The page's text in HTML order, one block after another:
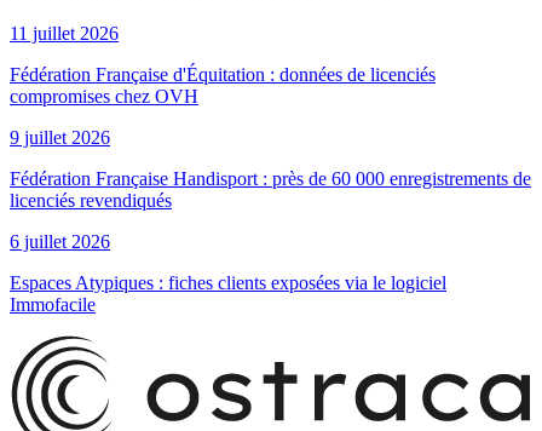
11 juillet 2026
Fédération Française d'Équitation : données de licenciés
compromises chez OVH
9 juillet 2026
Fédération Française Handisport : près de 60 000 enregistrements de
licenciés revendiqués
6 juillet 2026
Espaces Atypiques : fiches clients exposées via le logiciel
Immofacile